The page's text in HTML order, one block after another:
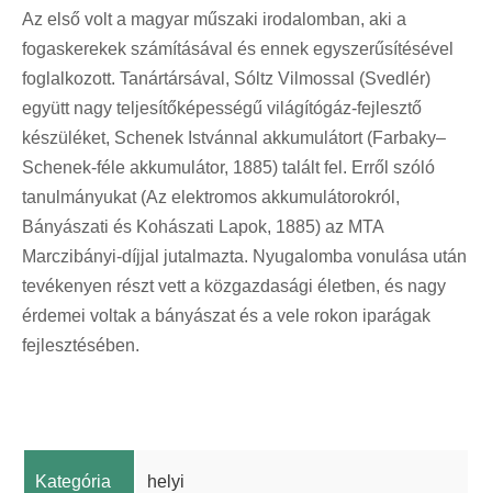
Az első volt a magyar műszaki irodalomban, aki a
fogaskerekek számításával és ennek egyszerűsítésével
foglalkozott. Tanártársával, Sóltz Vilmossal (Svedlér)
együtt nagy teljesítőképességű világítógáz-fejlesztő
készüléket, Schenek Istvánnal akkumulátort (Farbaky–
Schenek-féle akkumulátor, 1885) talált fel. Erről szóló
tanulmányukat (Az elektromos akkumulátorokról,
Bányászati és Kohászati Lapok, 1885) az MTA
Marczibányi-díjjal jutalmazta. Nyugalomba vonulása után
tevékenyen részt vett a közgazdasági életben, és nagy
érdemei voltak a bányászat és a vele rokon iparágak
fejlesztésében.
Kategória helyi